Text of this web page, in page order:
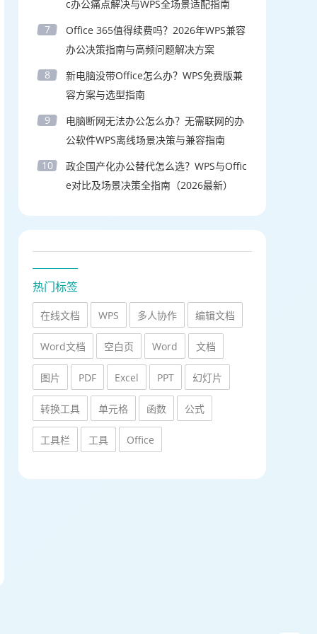
c办公痛点解决与WPS全场景适配指南
7
Office 365值得续费吗？2026年WPS兼容
办公决策指南与高频问题解决方案
8
新电脑没带Office怎么办？WPS免费版兼
容方案与选型指南
9
电脑断网无法办公怎么办？无需联网的办
公软件WPS离线场景决策与兼容指南
10
政企国产化办公替代怎么选？WPS与Offic
e对比及场景决策全指南（2026最新）
热门标签
在线文档 WPS 多人协作 编辑文档
Word文档 空白页 Word 文档
图片 PDF Excel PPT 幻灯片
转换工具 单元格 函数 公式
工具栏 工具 Office